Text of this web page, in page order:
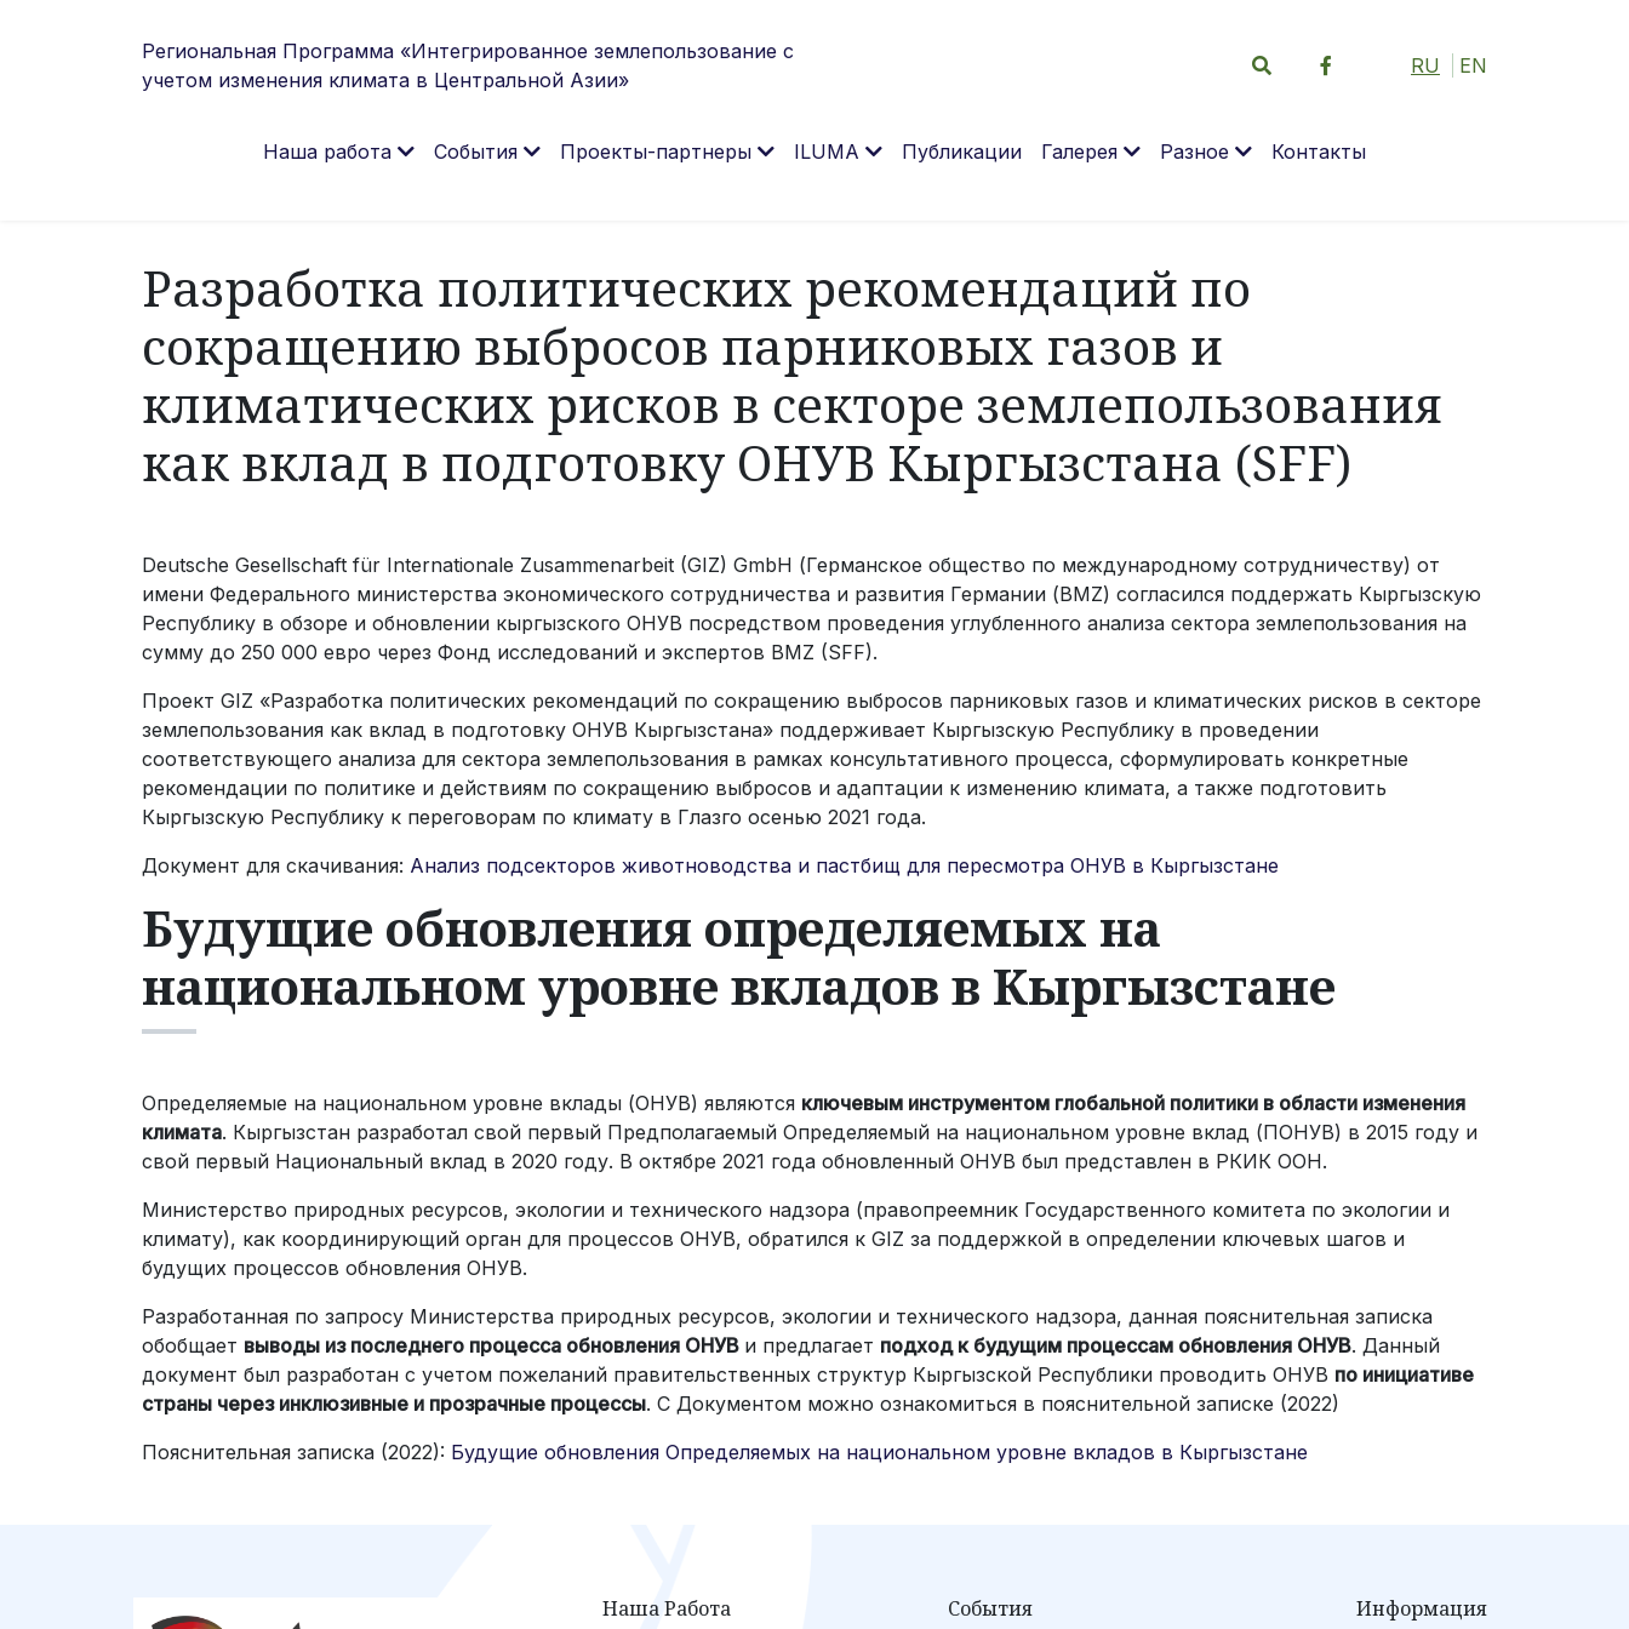
Региональная Программа «Интегрированное землепользование с
учетом изменения климата в Центральной Азии»
RU EN
Наша работа События Проекты-партнеры ILUMA Публикации Галерея Разное Контакты
Разработка политических рекомендаций по
сокращению выбросов парниковых газов и
климатических рисков в секторе землепользования
как вклад в подготовку ОНУВ Кыргызстана (SFF)
Deutsche Gesellschaft für Internationale Zusammenarbeit (GIZ) GmbH (Германское общество по международному сотрудничеству) от
имени Федерального министерства экономического сотрудничества и развития Германии (BMZ) согласился поддержать Кыргызскую
Республику в обзоре и обновлении кыргызского ОНУВ посредством проведения углубленного анализа сектора землепользования на
сумму до 250 000 евро через Фонд исследований и экспертов BMZ (SFF).
Проект GIZ «Разработка политических рекомендаций по сокращению выбросов парниковых газов и климатических рисков в секторе
землепользования как вклад в подготовку ОНУВ Кыргызстана» поддерживает Кыргызскую Республику в проведении
соответствующего анализа для сектора землепользования в рамках консультативного процесса, сформулировать конкретные
рекомендации по политике и действиям по сокращению выбросов и адаптации к изменению климата, а также подготовить
Кыргызскую Республику к переговорам по климату в Глазго осенью 2021 года.
Документ для скачивания: Анализ подсекторов животноводства и пастбищ для пересмотра ОНУВ в Кыргызстане
Будущие обновления определяемых на
национальном уровне вкладов в Кыргызстане
Определяемые на национальном уровне вклады (ОНУВ) являются ключевым инструментом глобальной политики в области изменения
климата. Кыргызстан разработал свой первый Предполагаемый Определяемый на национальном уровне вклад (ПОНУВ) в 2015 году и
свой первый Национальный вклад в 2020 году. В октябре 2021 года обновленный ОНУВ был представлен в РКИК ООН.
Министерство природных ресурсов, экологии и технического надзора (правопреемник Государственного комитета по экологии и
климату), как координирующий орган для процессов ОНУВ, обратился к GIZ за поддержкой в определении ключевых шагов и
будущих процессов обновления ОНУВ.
Разработанная по запросу Министерства природных ресурсов, экологии и технического надзора, данная пояснительная записка
обобщает выводы из последнего процесса обновления ОНУВ и предлагает подход к будущим процессам обновления ОНУВ. Данный
документ был разработан с учетом пожеланий правительственных структур Кыргызской Республики проводить ОНУВ по инициативе
страны через инклюзивные и прозрачные процессы. С Документом можно ознакомиться в пояснительной записке (2022)
Пояснительная записка (2022): Будущие обновления Определяемых на национальном уровне вкладов в Кыргызстане
Наша Работа События Информация